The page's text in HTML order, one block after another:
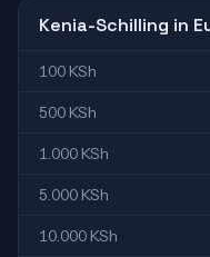
Kenia-Schilling in
100 KSh
500 KSh
1.000 KSh
5.000 KSh
10.000 KSh